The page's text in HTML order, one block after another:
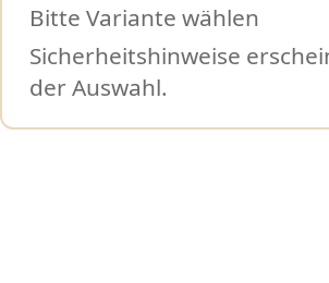
Bitte Variante wählen
Sicherheitshinweise
der Auswahl.